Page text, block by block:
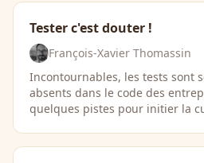
Tester c'est douter !
François-Xavier Thomassin
Incontournables, les tests sont
absents dans le code des
quelques pistes pour initier la